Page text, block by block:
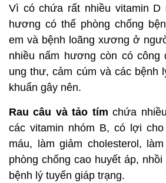
Nấm hươngvỏ ngoài đen bóng
có tác dụng hoà tan
Vì có chứa rất nhiều vitamin D